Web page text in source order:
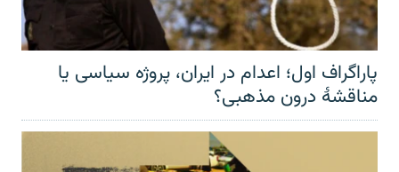
پاراگراف اول؛ اعدام در ایران، پروژه سیاسی یا
مناقشهٔ درون مذهبی؟